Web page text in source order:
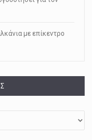
με επίκεντρο